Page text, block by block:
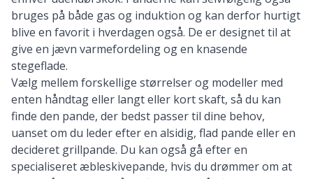
bruges på både gas og induktion og kan derfor hurtigt
blive en favorit i hverdagen også. De er designet til at
give en jævn varmefordeling og en knasende
stegeflade.
Vælg mellem forskellige størrelser og modeller med
enten håndtag eller langt eller kort skaft, så du kan
finde den pande, der bedst passer til dine behov,
uanset om du leder efter en alsidig, flad pande eller en
decideret grillpande. Du kan også gå efter en
specialiseret æbleskivepande, hvis du drømmer om at